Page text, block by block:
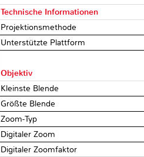
Technische Informationen
Projektionsmethode
Unterstützte Plattform
Objektiv
Kleinste Blende
Größte Blende
Zoom-Typ
Digitaler Zoom
Digitaler Zoomfaktor